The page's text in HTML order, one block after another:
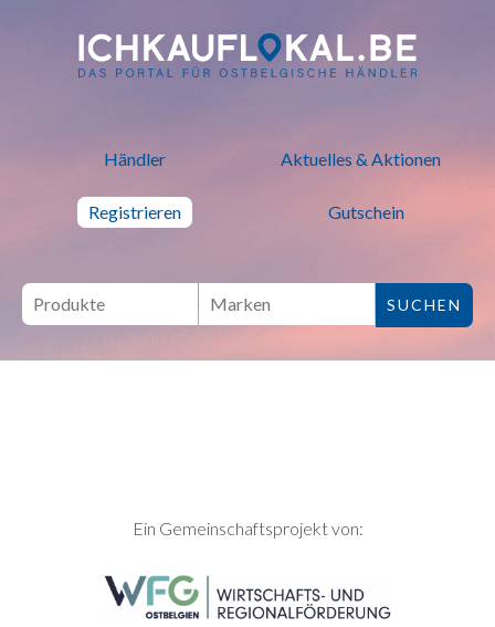
ich kauf lokal - Bei lokalen
Händler Aktuelles & Aktionen
Registrieren Gutschein
SEITENFUSSEin Gemeinschaftsprojekt von: